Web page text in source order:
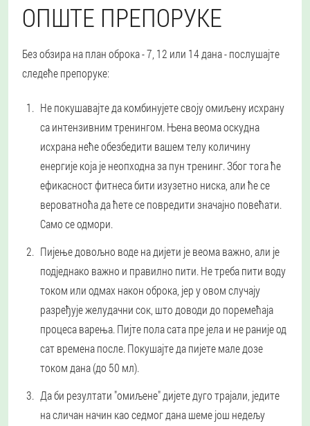
ОПШТЕ ПРЕПОРУКЕ
Без обзира на план оброка - 7, 12 или 14 дана - послушајте
следеће препоруке:
Не покушавајте да комбинујете своју омиљену исхрану
са интензивним тренингом. Њена веома оскудна
исхрана неће обезбедити вашем телу количину
енергије која је неопходна за пун тренинг. Због тога ће
ефикасност фитнеса бити изузетно ниска, али ће се
вероватноћа да ћете се повредити значајно повећати.
Само се одмори.
Пијење довољно воде на дијети је веома важно, али је
подједнако важно и правилно пити. Не треба пити воду
током или одмах након оброка, јер у овом случају
разређује желудачни сок, што доводи до поремећаја
процеса варења. Пијте пола сата пре јела и не раније од
сат времена после. Покушајте да пијете мале дозе
током дана (до 50 мл).
Да би резултати "омиљене" дијете дуго трајали, једите
на сличан начин као седмог дана шеме још недељу